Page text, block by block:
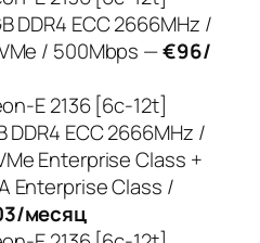
DDR4 ECC 2666MHz /
/ 500Mbps —€96/
E 2136 [6c-12t]
DDR4 ECC 2666MHz /
Enterprise Class +
Enterprise Class /
месяц